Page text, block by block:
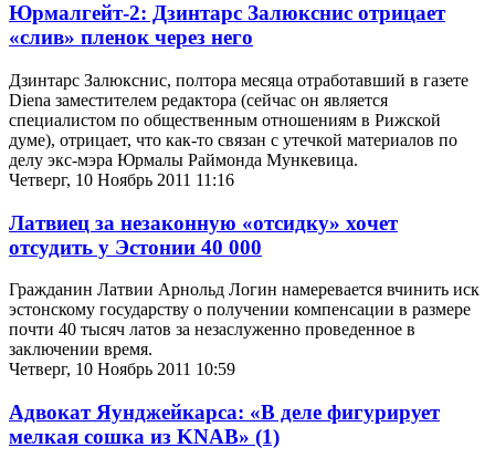
Юрмалгейт-2: Дзинтарс Залюкснис отрицает
«слив» пленок через него
Дзинтарс Залюкснис, полтора месяца отработавший в газете
Diena заместителем редактора (сейчас он является
специалистом по общественным отношениям в Рижской
думе), отрицает, что как-то связан с утечкой материалов по
делу экс-мэра Юрмалы Раймонда Мункевица.
Четверг, 10 Ноябрь 2011 11:16
Латвиец за незаконную «отсидку» хочет
отсудить у Эстонии 40 000
Гражданин Латвии Арнольд Логин намеревается вчинить иск
эстонскому государству о получении компенсации в размере
почти 40 тысяч латов за незаслуженно проведенное в
заключении время.
Четверг, 10 Ноябрь 2011 10:59
Адвокат Яунджейкарса: «В деле фигурирует
мелкая сошка из KNAB» (1)